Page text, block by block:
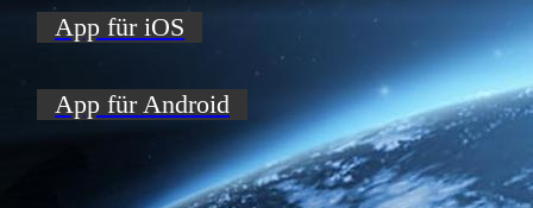
App für iOS
App für Android